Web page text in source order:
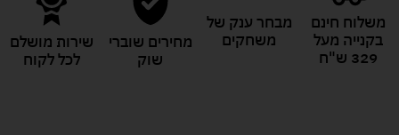
משלוח חינם
בקנייה מעל
329 ש"ח
מבחר ענק של
משחקים
מחירים שוברי
שוק
שירות מושלם
לכל לקוח